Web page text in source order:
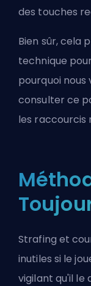
des touches
Bien sûr, cela
technique
pourquoi
consulter ce
les raccourcis
Strafing et
inutiles si le
vigilant qu'il le